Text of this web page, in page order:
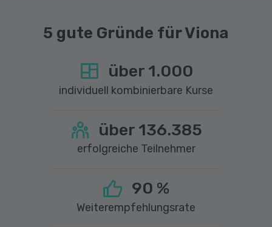
5 gute Gründe für Viona
über 1.000
individuell kombinierbare Kurse
über 136.385
erfolgreiche Teilnehmer
90 %
Weiterempfehlungsrate